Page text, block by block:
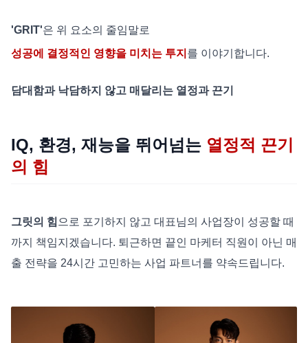
'GRIT'은 위 요소의 줄임말로
성공에 결정적인 영향을 미치는 투지 를 이야기합니다.
담대함과 낙담하지 않고 매달리는 열정과 끈기
IQ, 환경, 재능을 뛰어넘는 열정적 끈기
의 힘
그릿의 힘 으로 포기하지 않고 대표님의 사업장이 성공할 때
까지 책임지겠습니다. 퇴근하면 끝인 마케터 직원이 아닌 매
출 전략을 24시간 고민하는 사업 파트너를 약속드립니다.